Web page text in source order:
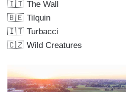
🇮🇹 The Wall
🇧🇪 Tilquin
🇮🇹 Turbacci
🇨🇿 Wild Creatures